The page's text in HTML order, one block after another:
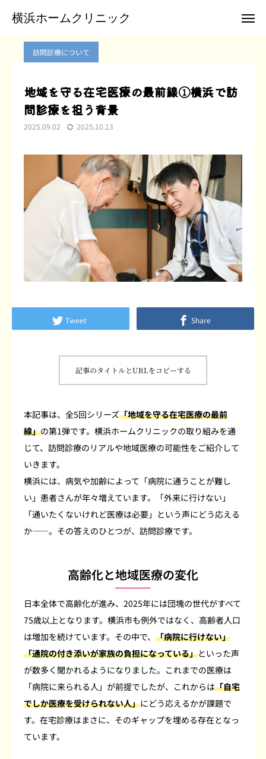
横浜ホームクリニック
ブログ 訪問診療について 地域を守る在宅医療の最前線①横浜で訪問診療を担う背景
訪問診療について
地域を守る在宅医療の最前線①横浜で訪
問診療を担う背景
2025.09.02 2025.10.13
Tweet Share
記事のタイトルとURLをコピーする
本記事は、全5回シリーズ「地域を守る在宅医療の最前
線」の第1弾です。横浜ホームクリニックの取り組みを通
じて、訪問診療のリアルや地域医療の可能性をご紹介して
いきます。
横浜には、病気や加齢によって「病院に通うことが難し
い」患者さんが年々増えています。「外来に行けない」
「通いたくないけれど医療は必要」という声にどう応える
か――。その答えのひとつが、訪問診療です。
高齢化と地域医療の変化
日本全体で高齢化が進み、2025年には団塊の世代がすべて
75歳以上となります。横浜市も例外ではなく、高齢者人口
は増加を続けています。その中で、 「病院に行けない」
「通院の付き添いが家族の負担になっている」といった声
が数多く聞かれるようになりました。これまでの医療は
「病院に来られる人」が前提でしたが、これからは「自宅
でしか医療を受けられない人」にどう応えるかが課題で
す。在宅診療はまさに、そのギャップを埋める存在となっ
ています。
横浜ホームクリニック
クリニックTwitter
患者様のご紹介
患者さまの声